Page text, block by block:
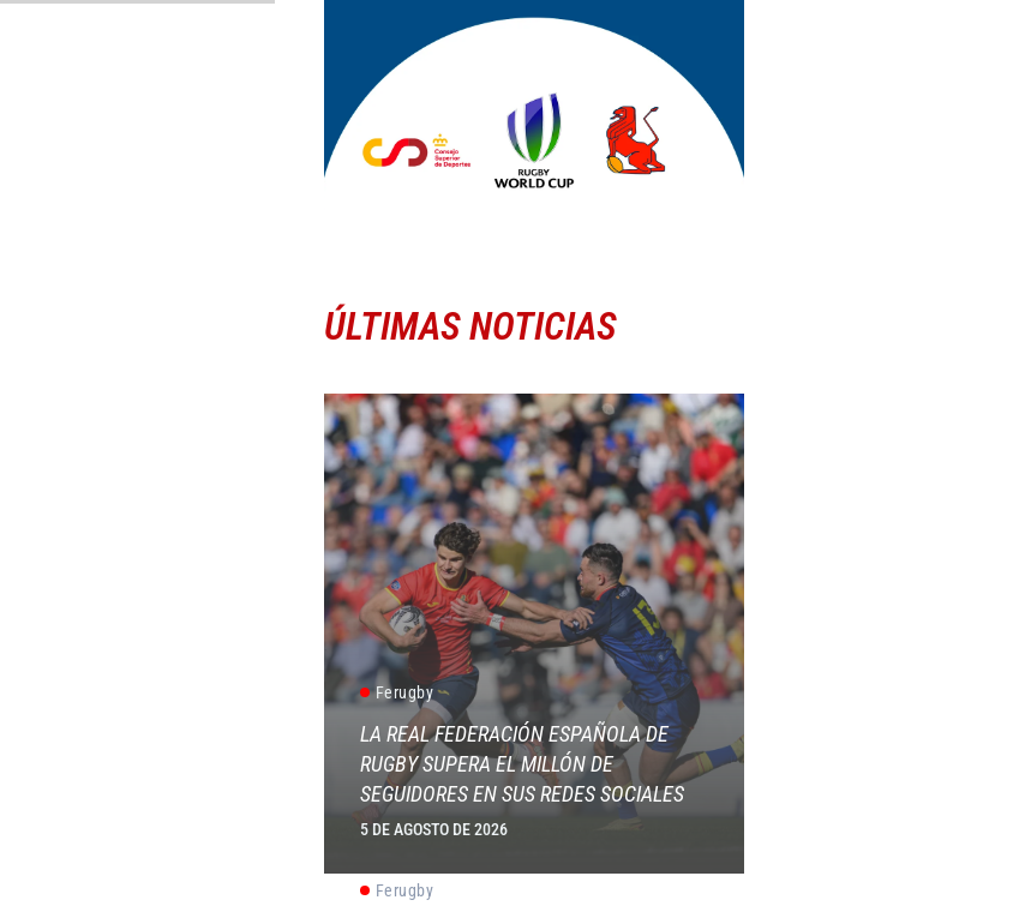
ÚLTIMAS NOTICIAS
Ferugby
LA REAL FEDERACIÓN ESPAÑOLA DE
RUGBY SUPERA EL MILLÓN DE
SEGUIDORES EN SUS REDES SOCIALES
5 DE AGOSTO DE 2026
Ferugby